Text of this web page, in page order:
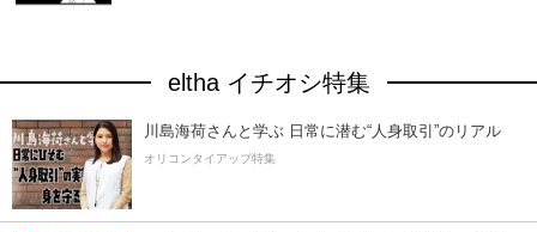
eltha イチオシ特集
川島海荷さんと学ぶ 日常に潜む“人身取引”のリアル
オリコンタイアップ特集